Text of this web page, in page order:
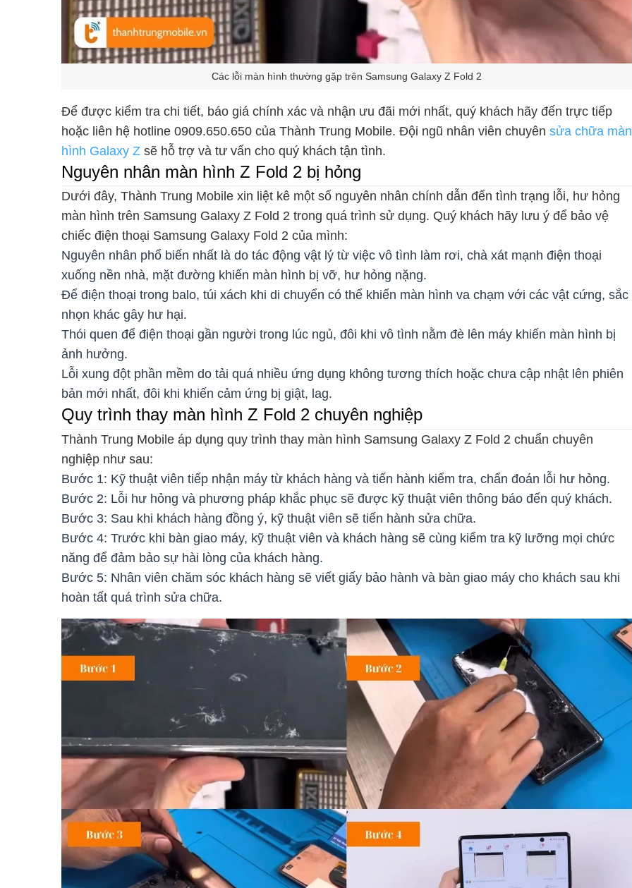
Các lỗi màn hình thường gặp trên Samsung Galaxy Z Fold 2
Để được kiểm tra chi tiết, báo giá chính xác và nhận ưu đãi mới nhất, quý khách hãy đến trực tiếp
hoặc liên hệ hotline 0909.650.650 của Thành Trung Mobile. Đội ngũ nhân viên chuyên sửa chữa màn
hình Galaxy Z sẽ hỗ trợ và tư vấn cho quý khách tận tình.
Nguyên nhân màn hình Z Fold 2 bị hỏng
Dưới đây, Thành Trung Mobile xin liệt kê một số nguyên nhân chính dẫn đến tình trạng lỗi, hư hỏng
màn hình trên Samsung Galaxy Z Fold 2 trong quá trình sử dụng. Quý khách hãy lưu ý để bảo vệ
chiếc điện thoại Samsung Galaxy Fold 2 của mình:
Nguyên nhân phổ biến nhất là do tác động vật lý từ việc vô tình làm rơi, chà xát mạnh điện thoại
xuống nền nhà, mặt đường khiến màn hình bị vỡ, hư hỏng nặng.
Để điện thoại trong balo, túi xách khi di chuyển có thể khiến màn hình va chạm với các vật cứng, sắc
nhọn khác gây hư hại.
Thói quen để điện thoại gần người trong lúc ngủ, đôi khi vô tình nằm đè lên máy khiến màn hình bị
ảnh hưởng.
Lỗi xung đột phần mềm do tải quá nhiều ứng dụng không tương thích hoặc chưa cập nhật lên phiên
bản mới nhất, đôi khi khiến cảm ứng bị giật, lag.
Quy trình thay màn hình Z Fold 2 chuyên nghiệp
Thành Trung Mobile áp dụng quy trình thay màn hình Samsung Galaxy Z Fold 2 chuẩn chuyên
nghiệp như sau:
Bước 1: Kỹ thuật viên tiếp nhận máy từ khách hàng và tiến hành kiểm tra, chẩn đoán lỗi hư hỏng.
Bước 2: Lỗi hư hỏng và phương pháp khắc phục sẽ được kỹ thuật viên thông báo đến quý khách.
Bước 3: Sau khi khách hàng đồng ý, kỹ thuật viên sẽ tiến hành sửa chữa.
Bước 4: Trước khi bàn giao máy, kỹ thuật viên và khách hàng sẽ cùng kiểm tra kỹ lưỡng mọi chức
năng để đảm bảo sự hài lòng của khách hàng.
Bước 5: Nhân viên chăm sóc khách hàng sẽ viết giấy bảo hành và bàn giao máy cho khách sau khi
hoàn tất quá trình sửa chữa.